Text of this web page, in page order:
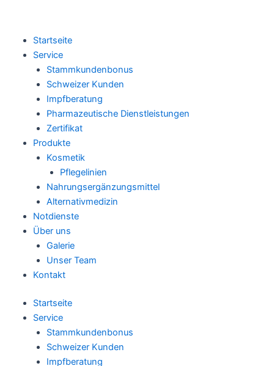
Startseite
Service
Stammkundenbonus
Schweizer Kunden
Impfberatung
Pharmazeutische Dienstleistungen
Zertifikat
Produkte
Kosmetik
Pflegelinien
Nahrungsergänzungsmittel
Alternativmedizin
Notdienste
Über uns
Galerie
Unser Team
Kontakt
Startseite
Service
Stammkundenbonus
Schweizer Kunden
Impfberatung